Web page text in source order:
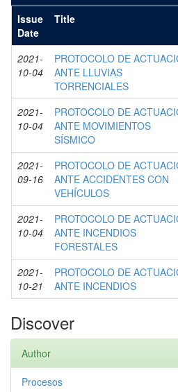
Issue
Date
Title
2021-
10-04
PROTOCOLO DE
ANTE LLUVIAS
TORRENCIALES
2021-
10-04
PROTOCOLO DE
ANTE MOVIMIENTOS
SÍSMICO
2021-
09-16
PROTOCOLO DE
ANTE ACCIDENTES CON
VEHÍCULOS
2021-
10-04
PROTOCOLO DE
ANTE INCENDIOS
FORESTALES
2021-
10-21
PROTOCOLO DE
ANTE INCENDIOS
Discover
Author
Procesos